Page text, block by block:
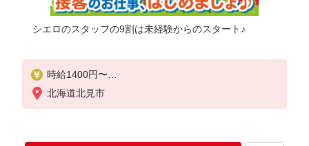
シエロのスタッフの9割は未経験からのスタート♪
時給1400円〜
※残業代支給
★交通費別途支給（規定あり）
入社祝い金10万円支給(規定有)
北海道北見市